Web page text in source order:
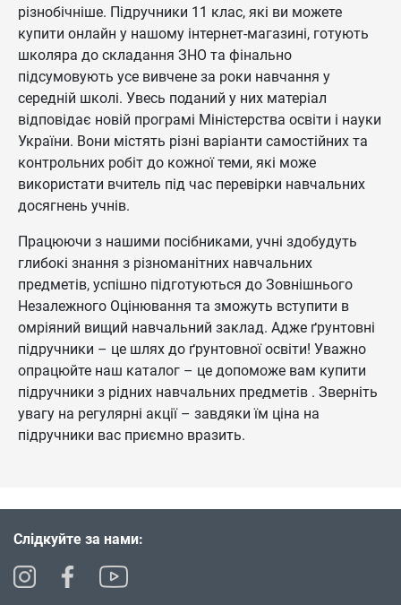
різнобічніше. Підручники 11 клас, які ви можете
купити онлайн у нашому інтернет-магазині, готують
школяра до складання ЗНО та фінально
підсумовують усе вивчене за роки навчання у
середній школі. Увесь поданий у них матеріал
відповідає новій програмі Міністерства освіти і науки
України. Вони містять різні варіанти самостійних та
контрольних робіт до кожної теми, які може
використати вчитель під час перевірки навчальних
досягнень учнів.
Працюючи з нашими посібниками, учні здобудуть
глибокі знання з різноманітних навчальних
предметів, успішно підготуються до Зовнішнього
Незалежного Оцінювання та зможуть вступити в
омріяний вищий навчальний заклад. Адже ґрунтовні
підручники – це шлях до ґрунтовної освіти! Уважно
опрацюйте наш каталог – це допоможе вам купити
підручники з рідних навчальних предметів . Зверніть
увагу на регулярні акції – завдяки їм ціна на
підручники вас приємно вразить.
Слідкуйте за нами: